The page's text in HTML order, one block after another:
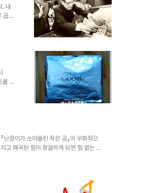
. 내
곱씹
,
그
..
를 받
럽
를
걸장이가 쏘아올린 작은 공』이 우화적으
고 왜곡된 힘이 창궐하게 되면 힘 없는 미
말로 세상의 잘못을 꾸짖는다는 의미였